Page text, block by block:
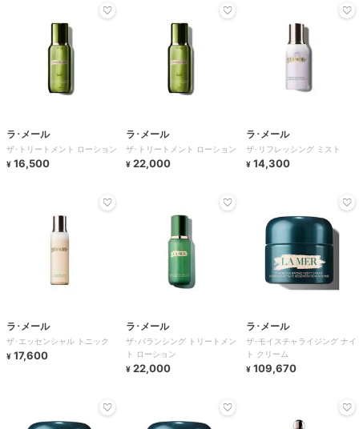
ラ･メール
ザ･トリートメント ローション
¥ 16,500
ラ･メール
ザ･トリートメント ローション
¥ 22,000
ラ･メール
ザ･リフレッシング ミスト
¥ 14,300
ラ･メール
ザ･エッセンシャル トニック
¥ 17,600
ラ･メール
ザ･バランシング トリートメン
ト ローション
¥ 22,000
ラ･メール
ザ･モイスチャライジング ナイ
ト クリーム
¥ 109,670